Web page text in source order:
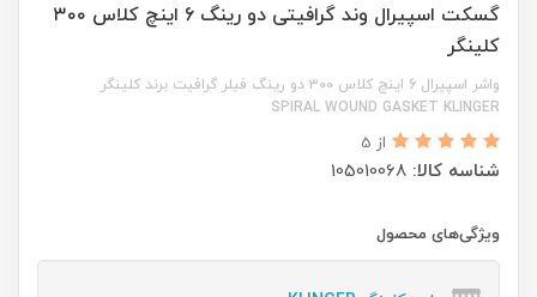
گسکت اسپیرال وند گرافیتی دو رینگ 6 اینچ کلاس ۳۰۰
کلینگر
واشر اسپیرال 6 اینچ کلاس ۳۰۰ دو رینگ فیلر گرافیت برند کلینگر
SPIRAL WOUND GASKET KLINGER
از 5
شناسه کالا: 105010068
ویژگی‌های محصول